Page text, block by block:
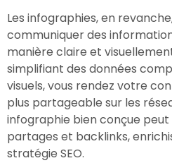
Les infographies, en
communiquer des
manière claire et
simplifiant des données
visuels, vous rendez votre
plus partageable sur les
infographie bien conçue
partages et backlinks,
stratégie SEO.